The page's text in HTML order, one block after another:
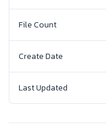
File Count
Create Date
Last Updated